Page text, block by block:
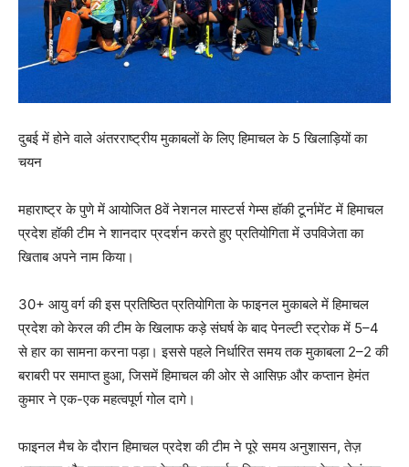
दुबई में होने वाले अंतरराष्ट्रीय मुकाबलों के लिए हिमाचल के 5 खिलाड़ियों का
चयन
महाराष्ट्र के पुणे में आयोजित 8वें नेशनल मास्टर्स गेम्स हॉकी टूर्नामेंट में हिमाचल
प्रदेश हॉकी टीम ने शानदार प्रदर्शन करते हुए प्रतियोगिता में उपविजेता का
खिताब अपने नाम किया।
30+ आयु वर्ग की इस प्रतिष्ठित प्रतियोगिता के फाइनल मुकाबले में हिमाचल
प्रदेश को केरल की टीम के खिलाफ कड़े संघर्ष के बाद पेनल्टी स्ट्रोक में 5–4
से हार का सामना करना पड़ा। इससे पहले निर्धारित समय तक मुकाबला 2–2 की
बराबरी पर समाप्त हुआ, जिसमें हिमाचल की ओर से आसिफ़ और कप्तान हेमंत
कुमार ने एक-एक महत्वपूर्ण गोल दागे।
फाइनल मैच के दौरान हिमाचल प्रदेश की टीम ने पूरे समय अनुशासन, तेज़